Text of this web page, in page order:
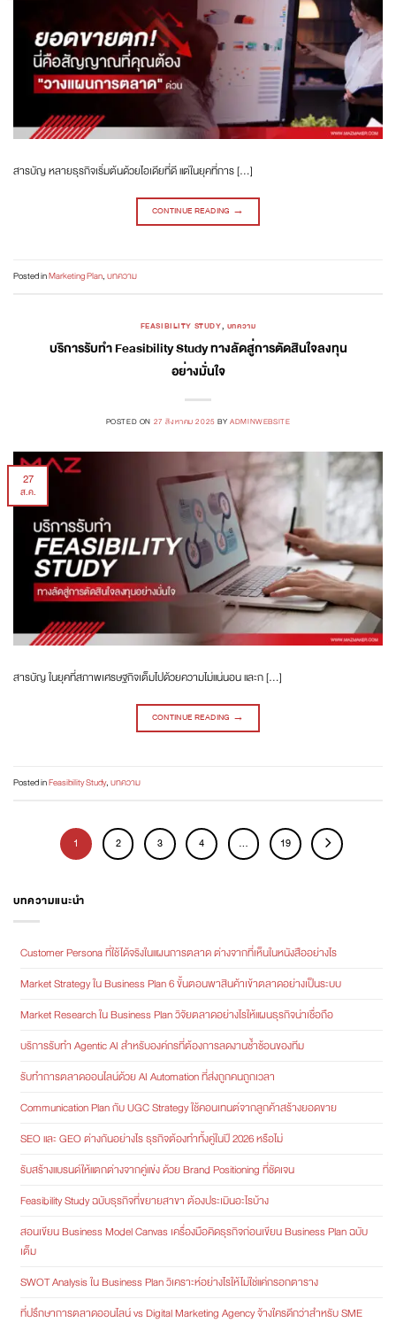
สารบัญ หลายธุรกิจเริ่มต้นด้วยไอเดียที่ดี แต่ในยุคที่การ […]
CONTINUE READING →
Posted inMarketing Plan,บทความ
FEASIBILITY STUDY, บทความ
บริการรับทำ Feasibility Study ทางลัดสู่การตัดสินใจลงทุน
อย่างมั่นใจ
POSTED ON 27 สิงหาคม 2025 BYADMINWEBSITE
27
ส.ค.
สารบัญ ในยุคที่สภาพเศรษฐกิจเต็มไปด้วยความไม่แน่นอน และก […]
CONTINUE READING →
Posted inFeasibility Study,บทความ
1 2 3 4 … 19
บทความแนะนำ
Customer Persona ที่ใช้ได้จริงในแผนการตลาด ต่างจากที่เห็นในหนังสืออย่างไร
Market Strategy ใน Business Plan 6 ขั้นตอนพาสินค้าเข้าตลาดอย่างเป็นระบบ
Market Research ใน Business Plan วิจัยตลาดอย่างไรให้แผนธุรกิจน่าเชื่อถือ
บริการรับทำ Agentic AI สำหรับองค์กรที่ต้องการลดงานซ้ำซ้อนของทีม
รับทำการตลาดออนไลน์ด้วย AI Automation ที่ส่งถูกคนถูกเวลา
Communication Plan กับ UGC Strategy ใช้คอนเทนต์จากลูกค้าสร้างยอดขาย
SEO และ GEO ต่างกันอย่างไร ธุรกิจต้องทำทั้งคู่ในปี 2026 หรือไม่
รับสร้างแบรนด์ให้แตกต่างจากคู่แข่ง ด้วย Brand Positioning ที่ชัดเจน
Feasibility Study ฉบับธุรกิจที่ขยายสาขา ต้องประเมินอะไรบ้าง
สอนเขียน Business Model Canvas เครื่องมือคิดธุรกิจก่อนเขียน Business Plan ฉบับ
เต็ม
SWOT Analysis ใน Business Plan วิเคราะห์อย่างไรให้ไม่ใช่แค่กรอกตาราง
ที่ปรึกษาการตลาดออนไลน์ vs Digital Marketing Agency จ้างใครดีกว่าสำหรับ SME